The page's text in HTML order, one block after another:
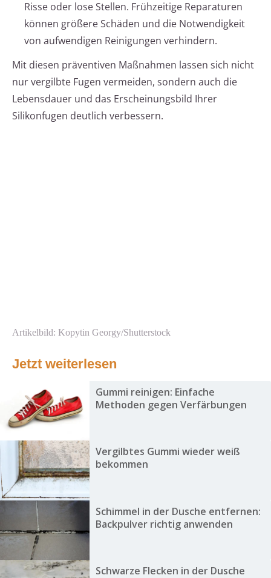
Risse oder lose Stellen. Frühzeitige Reparaturen
können größere Schäden und die Notwendigkeit
von aufwendigen Reinigungen verhindern.
Mit diesen präventiven Maßnahmen lassen sich nicht
nur vergilbte Fugen vermeiden, sondern auch die
Lebensdauer und das Erscheinungsbild Ihrer
Silikonfugen deutlich verbessern.
Artikelbild: Kopytin Georgy/Shutterstock
Jetzt weiterlesen
Gummi reinigen: Einfache
Methoden gegen Verfärbungen
Vergilbtes Gummi wieder weiß
bekommen
Schimmel in der Dusche entfernen:
Backpulver richtig anwenden
Schwarze Flecken in der Dusche